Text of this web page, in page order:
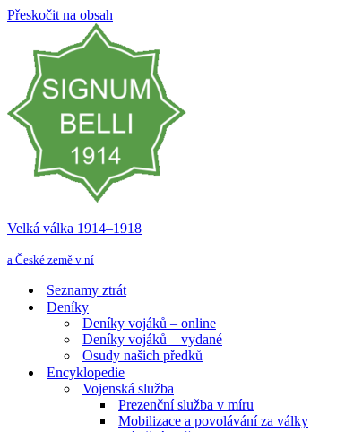
Přeskočit na obsah
Velká válka 1914–⁠⁠⁠⁠⁠⁠1918
a České země v ní
Seznamy ztrát
Deníky
Deníky vojáků – online
Deníky vojáků – vydané
Osudy našich předků
Encyklopedie
Vojenská služba
Prezenční služba v míru
Mobilizace a povolávání za války